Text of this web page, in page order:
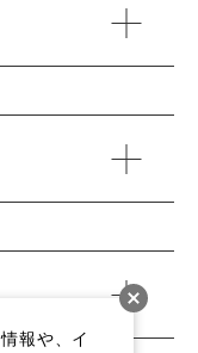
報や、イ